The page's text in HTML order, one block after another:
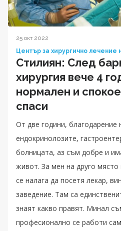
25 окт 2022
Център за хирургично лечение
Стилиян: След
хирургия вече 4
нормален и
спаси
От две години, благодарение
ендокринолозите,
болницата, аз съм добре и
живот. За мен на друго
се налага да посетя лекар,
заведение. Там са
знаят какво правят. Минал
професионално се работи